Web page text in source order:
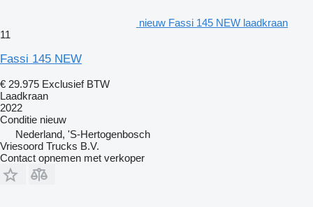
nieuw Fassi 145 NEW laadkraan
11
Fassi 145 NEW
€ 29.975 Exclusief BTW
Laadkraan
2022
Conditie nieuw
Nederland, 'S-Hertogenbosch
Vriesoord Trucks B.V.
Contact opnemen met verkoper